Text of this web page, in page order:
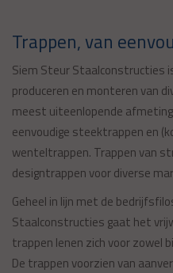
Trappen, van
Siem Steur Staalconstructies
produceren en monteren van
meest uiteenlopende
eenvoudige steektrappen en
wenteltrappen. Trappen van
designtrappen voor diverse
Geheel in lijn met de
Staalconstructies gaat het
trappen lenen zich voor zowel
De trappen voorzien van